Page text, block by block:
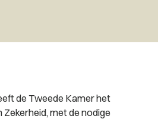
de Tweede Kamer het
met de nodige